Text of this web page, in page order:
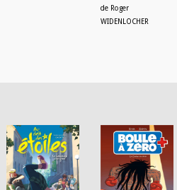
de Roger
WIDENLOCHER